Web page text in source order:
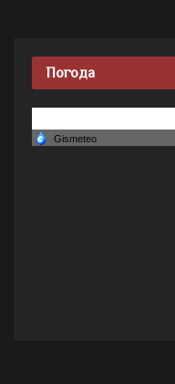
Погода